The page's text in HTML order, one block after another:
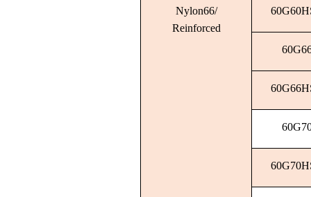
Nylon66/
Reinforced